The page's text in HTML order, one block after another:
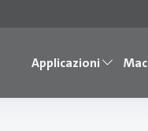
Applicazioni